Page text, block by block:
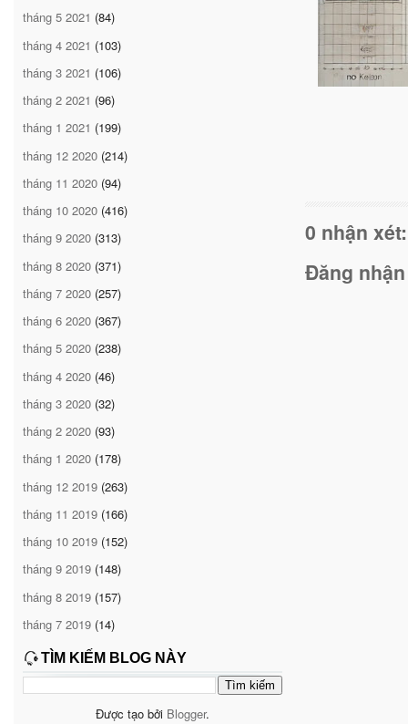
tháng 5 2021 (84)
tháng 4 2021 (103)
tháng 3 2021 (106)
tháng 2 2021 (96)
tháng 1 2021 (199)
tháng 12 2020 (214)
tháng 11 2020 (94)
tháng 10 2020 (416)
tháng 9 2020 (313)
tháng 8 2020 (371)
tháng 7 2020 (257)
tháng 6 2020 (367)
tháng 5 2020 (238)
tháng 4 2020 (46)
tháng 3 2020 (32)
tháng 2 2020 (93)
tháng 1 2020 (178)
tháng 12 2019 (263)
tháng 11 2019 (166)
tháng 10 2019 (152)
tháng 9 2019 (148)
tháng 8 2019 (157)
tháng 7 2019 (14)
TÌM KIẾM BLOG NÀY
Được tạo bởi Blogger.
0 nhận xét:
Đăng